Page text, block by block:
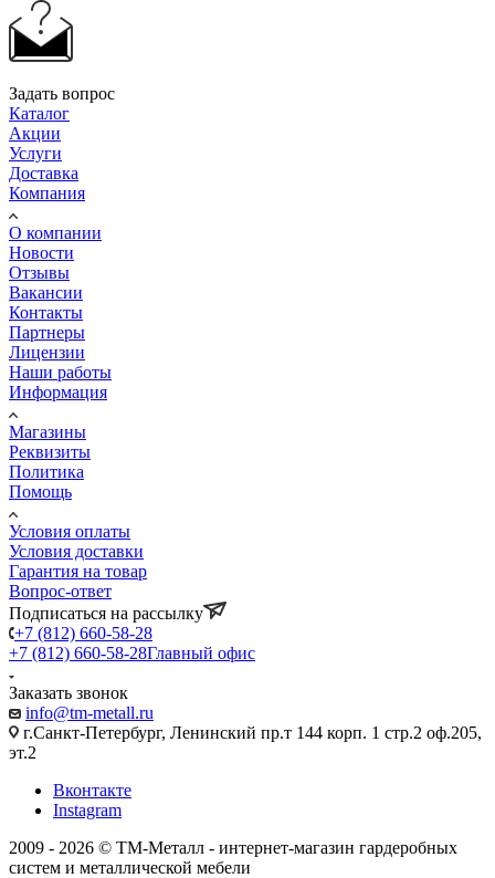
Задать вопрос
Каталог
Акции
Услуги
Доставка
Компания
О компании
Новости
Отзывы
Вакансии
Контакты
Партнеры
Лицензии
Наши работы
Информация
Магазины
Реквизиты
Политика
Помощь
Условия оплаты
Условия доставки
Гарантия на товар
Вопрос-ответ
Подписаться на рассылку
+7 (812) 660-58-28
+7 (812) 660-58-28Главный офис
Заказать звонок
info@tm-metall.ru
г.Санкт-Петербург, Ленинский пр.т 144 корп. 1 стр.2 оф.205,
эт.2
Вконтакте
Instagram
2009 - 2026 © ТМ-Металл - интернет-магазин гардеробных
систем и металлической мебели